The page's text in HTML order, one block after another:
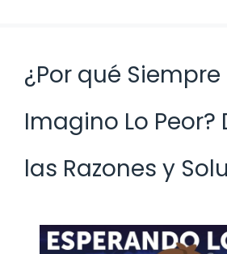
¿Por qué Siempre
Imagino Lo Peor?
las Razones y